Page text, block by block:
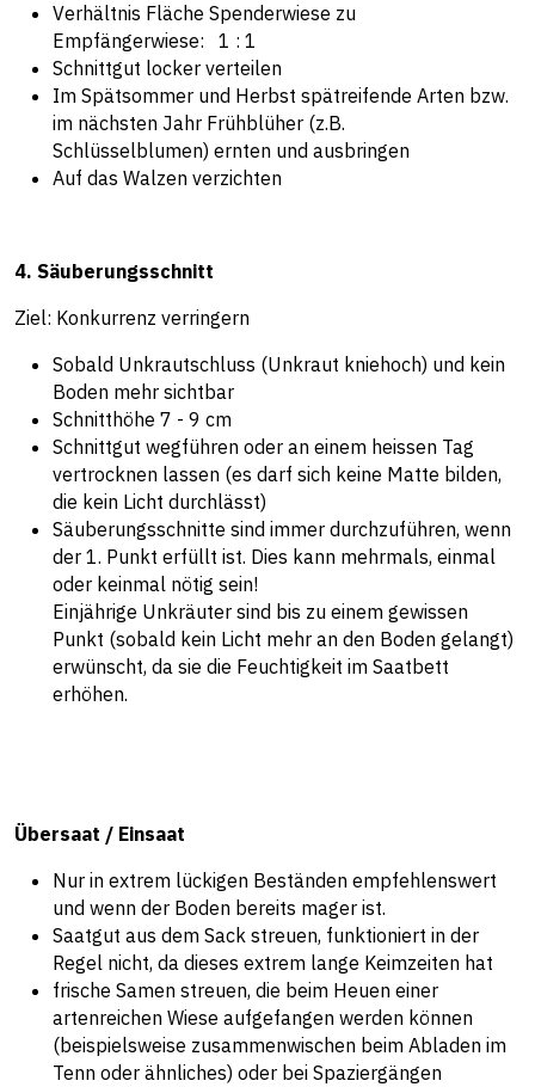
Verhältnis Fläche Spenderwiese zu
Empfängerwiese: 1 : 1
Schnittgut locker verteilen
Im Spätsommer und Herbst spätreifende Arten bzw.
im nächsten Jahr Frühblüher (z.B.
Schlüsselblumen) ernten und ausbringen
Auf das Walzen verzichten
4. Säuberungsschnitt
Ziel: Konkurrenz verringern
Sobald Unkrautschluss (Unkraut kniehoch) und kein
Boden mehr sichtbar
Schnitthöhe 7 - 9 cm
Schnittgut wegführen oder an einem heissen Tag
vertrocknen lassen (es darf sich keine Matte bilden,
die kein Licht durchlässt)
Säuberungsschnitte sind immer durchzuführen, wenn
der 1. Punkt erfüllt ist. Dies kann mehrmals, einmal
oder keinmal nötig sein!
Einjährige Unkräuter sind bis zu einem gewissen
Punkt (sobald kein Licht mehr an den Boden gelangt)
erwünscht, da sie die Feuchtigkeit im Saatbett
erhöhen.
Übersaat / Einsaat
Nur in extrem lückigen Beständen empfehlenswert
und wenn der Boden bereits mager ist.
Saatgut aus dem Sack streuen, funktioniert in der
Regel nicht, da dieses extrem lange Keimzeiten hat
frische Samen streuen, die beim Heuen einer
artenreichen Wiese aufgefangen werden können
(beispielsweise zusammenwischen beim Abladen im
Tenn oder ähnliches) oder bei Spaziergängen